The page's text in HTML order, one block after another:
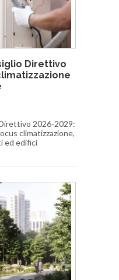
Direttivo
2026-2029:
climatizzazione,
ed edifici